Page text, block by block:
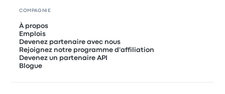
COMPAGNIE
À propos
Emplois
Devenez partenaire avec nous
Rejoignez notre programme d'affiliation
Devenez un partenaire API
Blogue